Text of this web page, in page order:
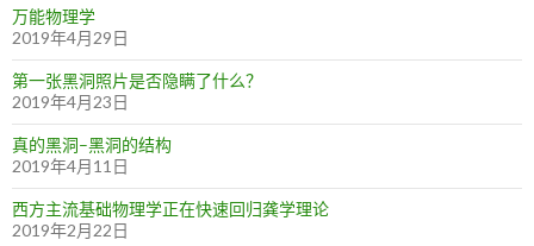
万能物理学
2019年4月29日
第一张黑洞照片是否隐瞒了什么？
2019年4月23日
真的黑洞–黑洞的结构
2019年4月11日
西方主流基础物理学正在快速回归龚学理论
2019年2月22日